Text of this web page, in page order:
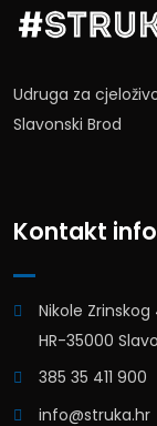
Udruga za
Slavonski Brod
Kontakt
Nikole Zrinskog
HR-35000
385 35 411 900
info@struka.hr